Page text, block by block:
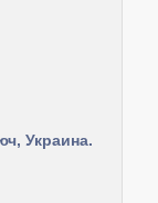
Украина.